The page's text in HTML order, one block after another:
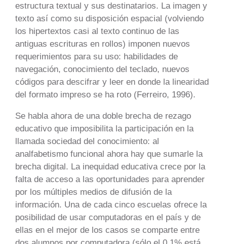
estructura textual y sus destinatarios. La imagen y
texto así como su disposición espacial (volviendo
los hipertextos casi al texto continuo de las
antiguas escrituras en rollos) imponen nuevos
requerimientos para su uso: habilidades de
navegación, conocimiento del teclado, nuevos
códigos para descifrar y leer en donde la linearidad
del formato impreso se ha roto (Ferreiro, 1996).
Se habla ahora de una doble brecha de rezago
educativo que imposibilita la participación en la
llamada sociedad del conocimiento: al
analfabetismo funcional ahora hay que sumarle la
brecha digital. La inequidad educativa crece por la
falta de acceso a las oportunidades para aprender
por los múltiples medios de difusión de la
información. Una de cada cinco escuelas ofrece la
posibilidad de usar computadoras en el país y de
ellas en el mejor de los casos se comparte entre